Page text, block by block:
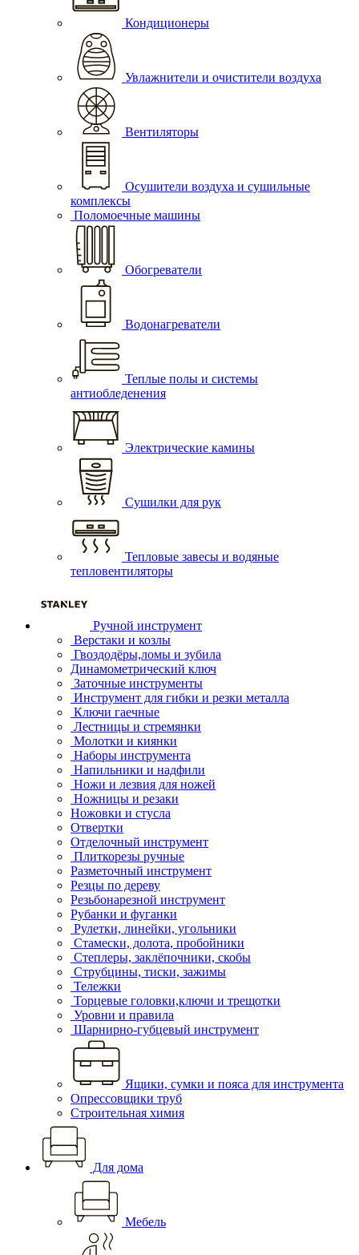
Кондиционеры
Увлажнители и очистители воздуха
Вентиляторы
Осушители воздуха и сушильные
комплексы
Поломоечные машины
Обогреватели
Водонагреватели
Теплые полы и системы
антиобледенения
Электрические камины
Сушилки для рук
Тепловые завесы и водяные
тепловентиляторы
Ручной инструмент
Верстаки и козлы
Гвоздодёры,ломы и зубила
Динамометрический ключ
Заточные инструменты
Инструмент для гибки и резки металла
Ключи гаечные
Лестницы и стремянки
Молотки и киянки
Наборы инструмента
Напильники и надфили
Ножи и лезвия для ножей
Ножницы и резаки
Ножовки и стусла
Отвертки
Отделочный инструмент
Плиткорезы ручные
Разметочный инструмент
Резцы по дереву
Резьбонарезной инструмент
Рубанки и фуганки
Рулетки, линейки, угольники
Стамески, долота, пробойники
Степлеры, заклёпочники, скобы
Струбцины, тиски, зажимы
Тележки
Торцевые головки,ключи и трещотки
Уровни и правила
Шарнирно-губцевый инструмент
Ящики, сумки и пояса для инструмента
Опрессовщики труб
Строительная химия
Для дома
Мебель